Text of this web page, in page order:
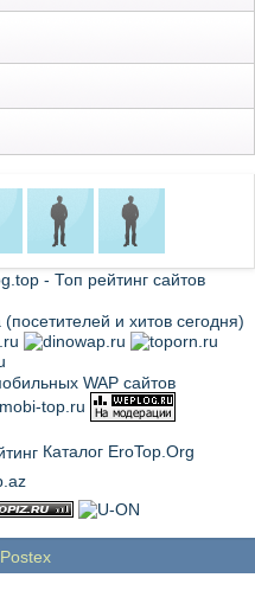
Каталог EroTop.Org
Postex